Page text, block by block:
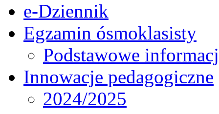
e-Dziennik
Egzamin ósmoklasisty
Podstawowe
Innowacje pedagogiczne
2024/2025